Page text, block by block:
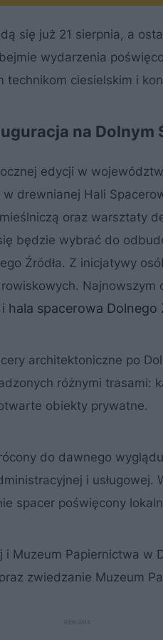
się już 21 sierpnia, a
wydarzenia
technikom ciesielskim i
na Dolnym
edycji w
drewnianej Hali
oraz warsztaty
będzie wybrać do
Źródła. Z inicjatywy
Najnowszym
hala spacerowa Dolnego
architektoniczne po
różnymi trasami:
obiekty prywatne.
do dawnego wyglądu
i
spacer poświęcony
Muzeum Papiernictwa w
zwiedzanie Muzeum